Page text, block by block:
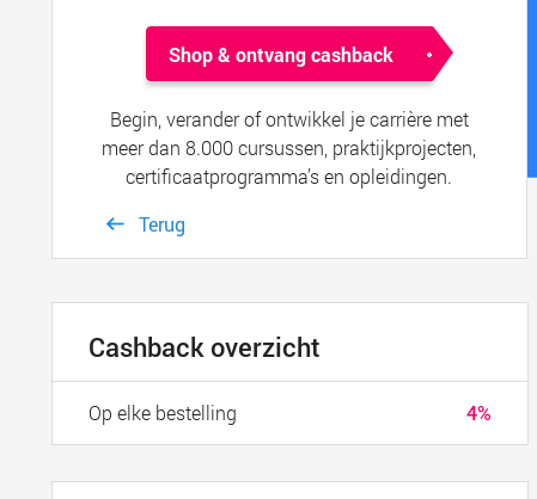
Shop & ontvang cashback
Begin, verander of ontwikkel je carrière met
meer dan 8.000 cursussen, praktijkprojecten,
certificaatprogramma’s en opleidingen.
Terug
Cashback overzicht
4%
Op elke bestelling